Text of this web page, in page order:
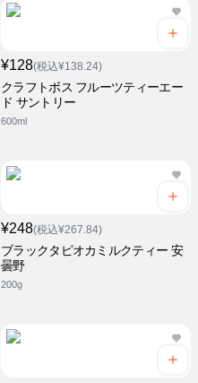
¥128(税込¥138.24)
クラフトボス フルーツティーエー
ド サントリー
600ml
¥248(税込¥267.84)
ブラックタピオカミルクティー 安
曇野
200g